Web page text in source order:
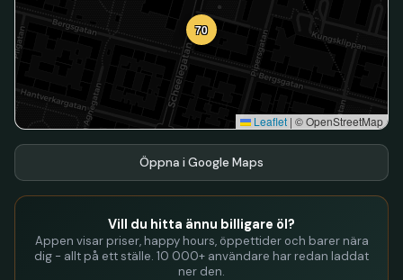
70
Leaflet | © OpenStreetMap
Öppna i Google Maps
Vill du hitta ännu billigare öl?
Appen visar priser, happy hours, öppettider och barer nära
dig - allt på ett ställe. 10 000+ användare har redan laddat
ner den.